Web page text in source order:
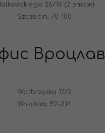
26/16 (2 этаж)
Szczecin, 70-100
Вроцлав
Watbrzyska 17/2
Wrocław, 52-314